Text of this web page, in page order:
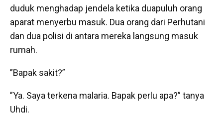
duduk menghadap jendela ketika duapuluh orang
aparat menyerbu masuk. Dua orang dari Perhutani
dan dua polisi di antara mereka langsung masuk
rumah.
”Bapak sakit?”
”Ya. Saya terkena malaria. Bapak perlu apa?” tanya
Uhdi.